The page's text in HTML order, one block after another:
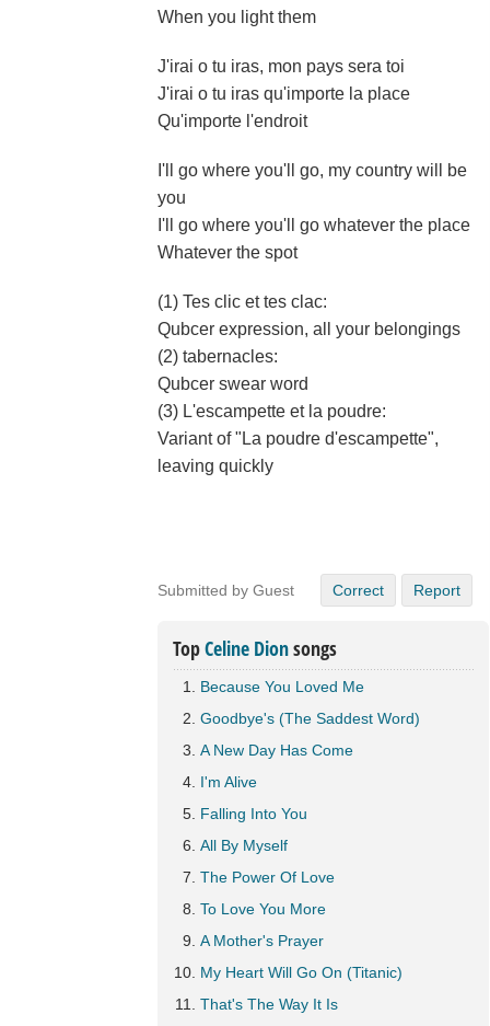
When you light them
J'irai o tu iras, mon pays sera toi
J'irai o tu iras qu'importe la place
Qu'importe l'endroit
I'll go where you'll go, my country will be
you
I'll go where you'll go whatever the place
Whatever the spot
(1) Tes clic et tes clac:
Qubcer expression, all your belongings
(2) tabernacles:
Qubcer swear word
(3) L'escampette et la poudre:
Variant of "La poudre d'escampette",
leaving quickly
Submitted by Guest Correct Report
TopCeline Dionsongs
Because You Loved Me
Goodbye's (The Saddest Word)
A New Day Has Come
I'm Alive
Falling Into You
All By Myself
The Power Of Love
To Love You More
A Mother's Prayer
My Heart Will Go On (Titanic)
That's The Way It Is